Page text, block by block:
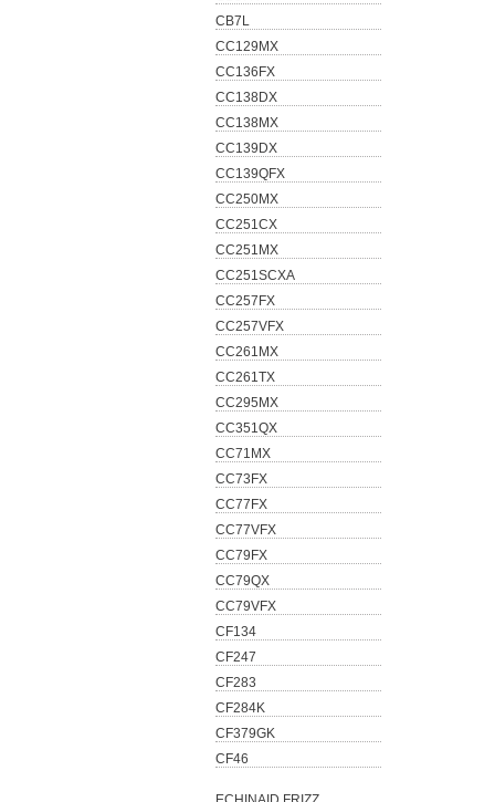
CB7L
CC129MX
CC136FX
CC138DX
CC138MX
CC139DX
CC139QFX
CC250MX
CC251CX
CC251MX
CC251SCXA
CC257FX
CC257VFX
CC261MX
CC261TX
CC295MX
CC351QX
CC71MX
CC73FX
CC77FX
CC77VFX
CC79FX
CC79QX
CC79VFX
CF134
CF247
CF283
CF284K
CF379GK
CF46